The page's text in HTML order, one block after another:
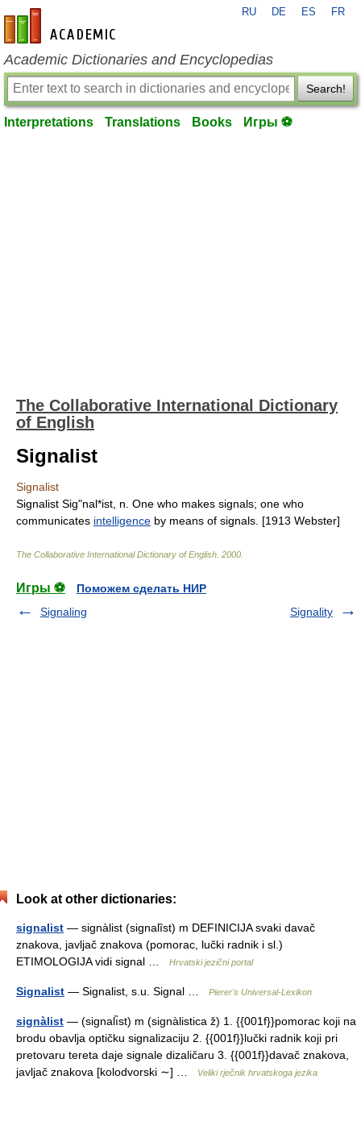
en-academic.com
RU DE ES FR
Academic Dictionaries and Encyclopedias
Search!
Interpretations Translations Books Игры ⚽
The Collaborative International Dictionary
of English
Signalist
Signalist
Signalist Sig"nal*ist, n. One who makes signals; one who
communicates intelligence by means of signals. [1913 Webster]
The Collaborative International Dictionary of English 2000
Игры ⚽
Поможем сделать НИР
Signaling
Signality
Look at other dictionaries:
signalist — signàlist (signalȉst) m DEFINICIJA svaki davač
znakova, javljač znakova (pomorac, lučki radnik i sl.)
ETIMOLOGIJA vidi signal …
Hrvatski jezični portal
Signalist — Signalist, s.u. Signal … Pierer's Universal-Lexikon
signàlist — (signalı̏st) m (signàlistica ž) 1. {{001f}}pomorac koji na
brodu obavlja optičku signalizaciju 2. {{001f}}lučki radnik koji pri
pretovaru tereta daje signale dizaličaru 3. {{001f}}davač znakova,
javljač znakova [kolodvorski ∼] …
Veliki rječnik hrvatskoga jezika